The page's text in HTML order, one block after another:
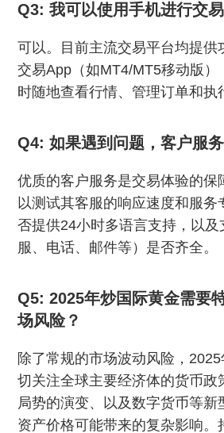
Q3: 我可以使用手机进行交
可以。目前主流交易平台均提供
交易App（如MT4/MT5移动版）
时随地查看行情、管理订单和执
Q4: 如果遇到问题，客户服
优质的客户服务是交易体验的保
以测试其客服的响应速度和服务
否提供24小时多语言支持，以
服、电话、邮件等）是否齐全。
Q5: 2025年炒国际黄金需要
场风险？
除了常规的市场波动风险，
切关注全球主要经济体的货币政
局势的演变、以及数字货币等新
资产价格可能带来的复杂影响。